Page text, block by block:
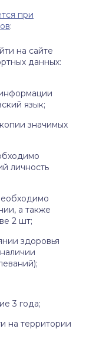
при
:
на сайте
данных:
язык;
значимых
личность
а также
2 шт;
здоровья
3 года;
на территории